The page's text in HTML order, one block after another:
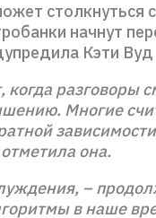
столкнуться
начнут
Кэти Вуд
разговоры
Многие
она.
–
в наше